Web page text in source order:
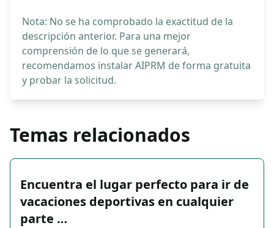
Nota: No se ha comprobado la exactitud de la
descripción anterior. Para una mejor
comprensión de lo que se generará,
recomendamos instalar AIPRM de forma gratuita
y probar la solicitud.
Temas relacionados
Encuentra el lugar perfecto para ir de
vacaciones deportivas en cualquier
parte …